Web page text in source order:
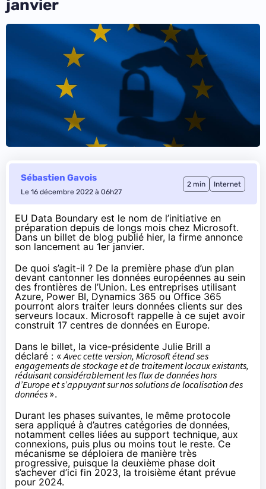
janvier
Sébastien Gavois
Le 16 décembre 2022 à 06h27
2 min Internet
EU Data Boundary est le nom de l’initiative en
préparation depuis de longs mois chez Microsoft.
Dans un billet de blog publié hier, la firme annonce
son lancement au 1er janvier.
De quoi s’agit-il ? De la première phase d’un plan
devant cantonner les données européennes au sein
des frontières de l’Union. Les entreprises utilisant
Azure, Power BI, Dynamics 365 ou Office 365
pourront alors traiter leurs données clients sur des
serveurs locaux. Microsoft rappelle à ce sujet avoir
construit 17 centres de données en Europe.
Dans le billet, la vice-présidente Julie Brill a
déclaré : «Avec cette version, Microsoft étend ses
engagements de stockage et de traitement locaux existants,
réduisant considérablement les flux de données hors
d’Europe et s’appuyant sur nos solutions de localisation des
données ».
Durant les phases suivantes, le même protocole
sera appliqué à d’autres catégories de données,
notamment celles liées au support technique, aux
connexions, puis plus ou moins tout le reste. Ce
mécanisme se déploiera de manière très
progressive, puisque la deuxième phase doit
s’achever d’ici fin 2023, la troisième étant prévue
pour 2024.